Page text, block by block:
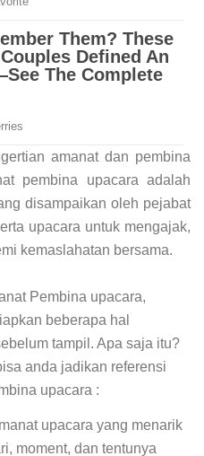
amanat dan pembina
pembina upacara adalah
disampaikan oleh pejabat
upacara untuk mengajak,
kemaslahatan bersama.
Pembina upacara,
beberapa hal
tampil. Apa saja itu?
anda jadikan referensi
upacara :
upacara yang menarik
moment, dan tentunya